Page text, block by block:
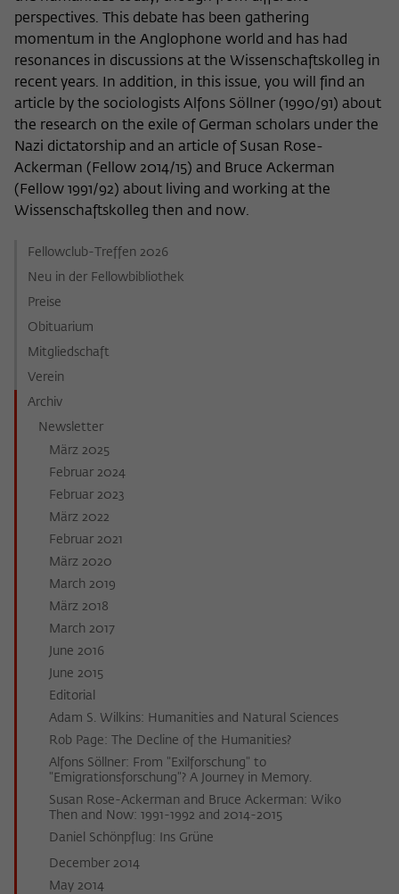
perspectives. This debate has been gathering
momentum in the Anglophone world and has had
resonances in discussions at the Wissenschaftskolleg in
recent years. In addition, in this issue, you will find an
article by the sociologists Alfons Söllner (1990/91) about
the research on the exile of German scholars under the
Nazi dictatorship and an article of Susan Rose-
Ackerman (Fellow 2014/15) and Bruce Ackerman
(Fellow 1991/92) about living and working at the
Wissenschaftskolleg then and now.
Fellowclub-Treffen 2026
Neu in der Fellowbibliothek
Preise
Obituarium
Mitgliedschaft
Verein
Archiv
Newsletter
März 2025
Februar 2024
Februar 2023
März 2022
Februar 2021
März 2020
March 2019
März 2018
March 2017
June 2016
June 2015
Editorial
Adam S. Wilkins: Humanities and Natural Sciences
Rob Page: The Decline of the Humanities?
Alfons Söllner: From "Exilforschung" to
"Emigrationsforschung"? A Journey in Memory.
Susan Rose-Ackerman and Bruce Ackerman: Wiko
Then and Now: 1991-1992 and 2014-2015
Daniel Schönpflug: Ins Grüne
December 2014
May 2014
Name fe_typo_user
Anbieter Wissenschaftskolleg zu Berlin
Laufzeit Session-Dauer
Zweck
Dieses Cookie dient zur Identifizierung
einer Session-ID bei der Anmeldung am
internen Bereich der Webseite des
Wissenschaftskollegs.
nicht an Dritte weitergegeben.
Name _pk_id
Anbieter Matomo
Laufzeit 13 Monate
Zweck
Dieses Cookie dient dazu, den/die
Besucher:in über eine Besucher-ID
zuzuordnen.
Name _pk_ref
Anbieter
Zweck
Name
Laufzeit
Zweck
Cookie-Informationen anzeigen
Externe Inhalte
Wir verwenden auf unserer Webseite externe Inhalte, um
Ihnen zusätzliche Informationen anzubieten. Diese externen
Inhalte sind Videos der Video-Plattform Vimeo, Inhalte des
Nachrichtendienstes Bluesky und Karten der
OpenStreetMap Foundation (OSMF). Wenn Sie der
Darstellung externer Inhalte zustimmen, verwendet Vimeo
Ihre Nutzung der Videos zu speichern (z.B. Häufigkeit des
sog. Drittstaaten wie den USA hergestellt wird, deren
Datenschutzniveau von der EU nicht als mit EU-Standards
das Risiko, dass Ihre Daten durch dortige Behörden, zu
Kontroll- und zu Überwachungszwecken, möglicherweise
auch ohne Rechtsbehelfsmöglichkeiten, verarbeitet werden